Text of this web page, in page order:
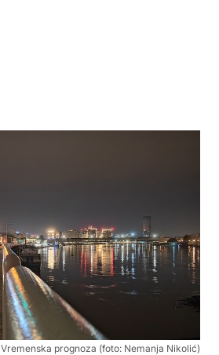
Vremenska prognoza (foto: Nemanja Nikolić)